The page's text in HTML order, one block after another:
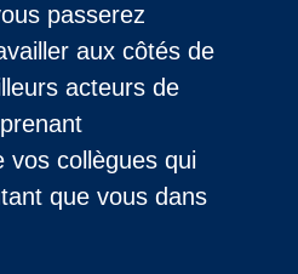
passerez
aux côtés de
acteurs de
vos collègues qui
que vous dans